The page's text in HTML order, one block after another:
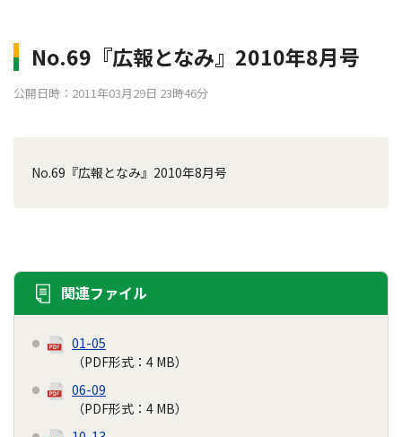
No.69『広報となみ』2010年8月号
公開日時：2011年03月29日 23時46分
No.69『広報となみ』2010年8月号
関連ファイル
01-05
（PDF形式：4 MB）
06-09
（PDF形式：4 MB）